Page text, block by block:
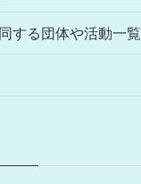
する団体や活動一覧